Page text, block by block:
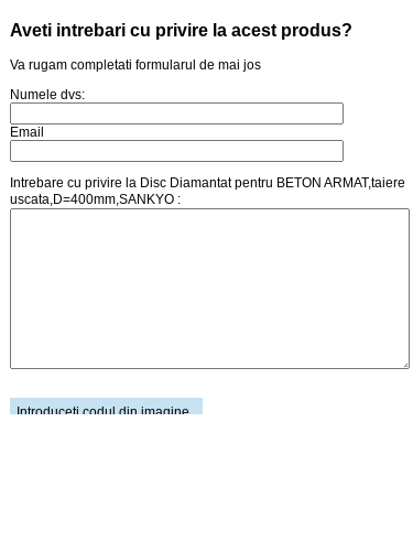
Aveti intrebari cu privire la acest produs?
Va rugam completati formularul de mai jos
Numele dvs:
Email
Intrebare cu privire la Disc Diamantat pentru BETON ARMAT,taiere
uscata,D=400mm,SANKYO :
Introduceti codul din imagine